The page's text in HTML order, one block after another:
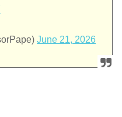
June 21, 2026